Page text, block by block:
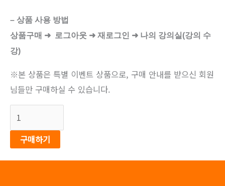
– 상품 사용 방법
상품구매 ➜ 로그아웃 ➜ 재로그인 ➜ 나의 강의실(강의 수
강)
※본 상품은 특별 이벤트 상품으로, 구매 안내를 받으신 회원
님들만 구매하실 수 있습니다.
구매하기